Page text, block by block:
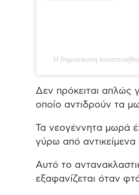
Η δημοσίευση
Δεν πρόκειται απλώς
οποίο αντιδρούν τα
Τα νεογέννητα μωρά
γύρω από
Αυτό το
εξαφανίζεται όταν